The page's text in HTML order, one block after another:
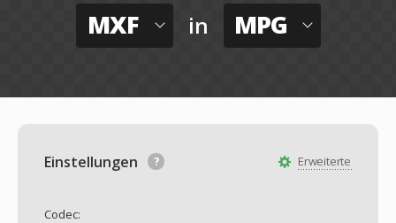
MXF in MPG
Erweiterte
Einstellungen
Codec: